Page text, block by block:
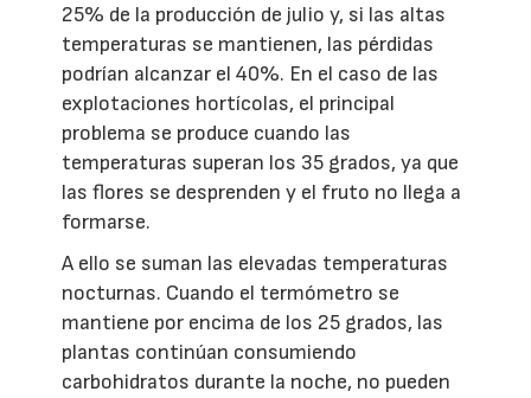
25% de la producción de julio y, si las altas
temperaturas se mantienen, las pérdidas
podrían alcanzar el 40%. En el caso de las
explotaciones hortícolas, el principal
problema se produce cuando las
temperaturas superan los 35 grados, ya que
las flores se desprenden y el fruto no llega a
formarse.
A ello se suman las elevadas temperaturas
nocturnas. Cuando el termómetro se
mantiene por encima de los 25 grados, las
plantas continúan consumiendo
carbohidratos durante la noche, no pueden